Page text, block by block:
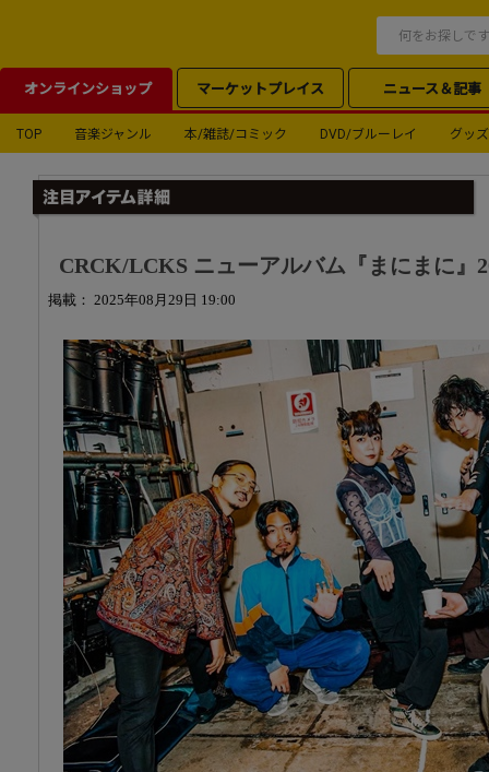
オンラインショップ マーケットプレイス ニュース＆記事
TOP 音楽ジャンル 本/雑誌/コミック DVD/ブルーレイ グッズ
CRCK/LCKS ニューアルバム『まにまに』
掲載： 2025年08月29日 19:00